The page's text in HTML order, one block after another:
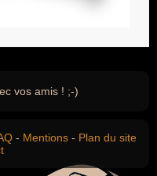
vos amis ! ;-)
- Mentions - Plan du site